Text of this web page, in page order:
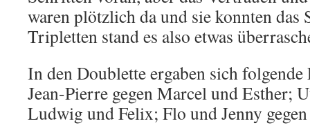
waren plötzlich da und sie konnten das
Tripletten stand es also etwas
In den Doublette ergaben sich
Jean-Pierre gegen Marcel und Esther;
Ludwig und Felix; Flo und Jenny